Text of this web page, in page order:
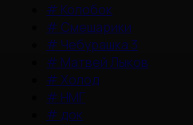
# Колобок
# Смешарики
# Чебурашка 3
# Матвей Лыков
#Холод
# НМГ
# док